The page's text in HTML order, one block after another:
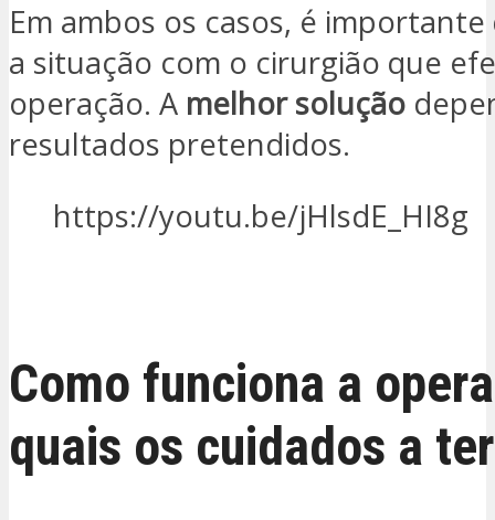
Em ambos os casos, é
a situação com o cirurgião que
operação. A melhor solução
resultados pretendidos.
https://youtu.be/jHlsdE_HI8g
Como funciona a
quais os cuidados a